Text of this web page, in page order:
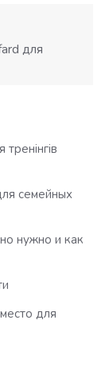
для
семейных
нужно и как
для